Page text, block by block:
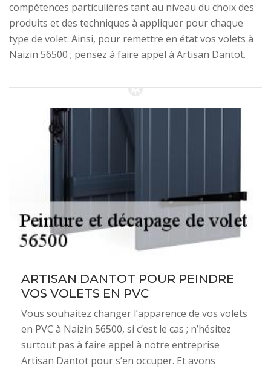
compétences particulières tant au niveau du choix des
produits et des techniques à appliquer pour chaque
type de volet. Ainsi, pour remettre en état vos volets à
Naizin 56500 ; pensez à faire appel à Artisan Dantot.
ARTISAN DANTOT POUR PEINDRE
VOS VOLETS EN PVC
Vous souhaitez changer l’apparence de vos volets
en PVC à Naizin 56500, si c’est le cas ; n’hésitez
surtout pas à faire appel à notre entreprise
Artisan Dantot pour s’en occuper. Et avons